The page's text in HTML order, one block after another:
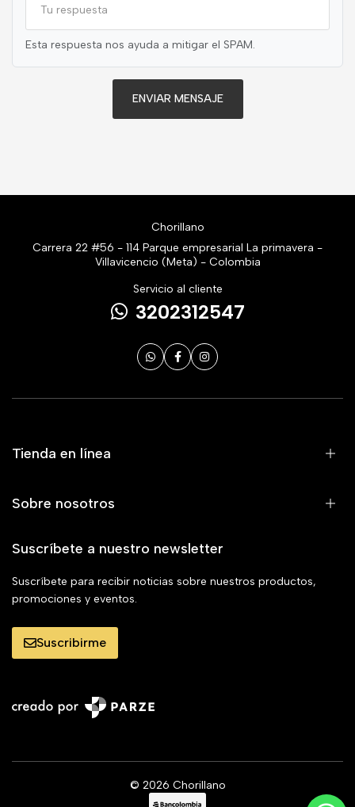
Esta respuesta nos ayuda a mitigar el SPAM.
ENVIAR MENSAJE
Chorillano
Carrera 22 #56 - 114 Parque empresarial La primavera -
Villavicencio (Meta) - Colombia
Servicio al cliente
3202312547
Tienda en línea
Sobre nosotros
Suscríbete a nuestro newsletter
Suscríbete para recibir noticias sobre nuestros productos,
promociones y eventos.
Suscribirme
© 2026 Chorillano